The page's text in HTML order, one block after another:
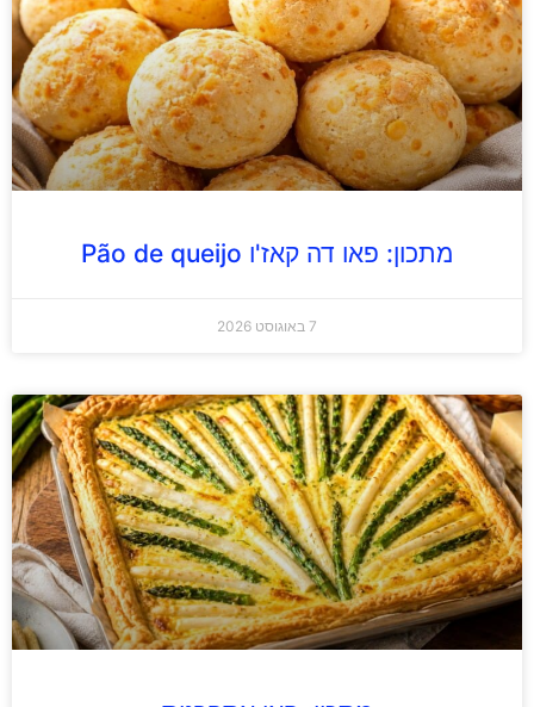
מתכון: פאו דה קאז'ו Pão de queijo
7 באוגוסט 2026